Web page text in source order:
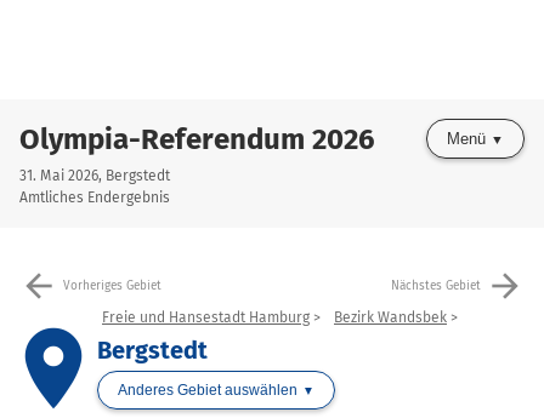
Olympia-Referendum 2026
31. Mai 2026, Bergstedt
Amtliches Endergebnis
Menü
arrow_back Vorheriges Gebiet Nächstes Gebiet arrow_forward
place
Freie und Hansestadt Hamburg Bezirk Wandsbek
Bergstedt
Anderes Gebiet auswählen